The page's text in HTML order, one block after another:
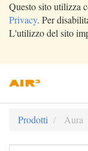
Questo sito utilizza
Privacy. Per
L'utilizzo del sito
Prodotti Aura